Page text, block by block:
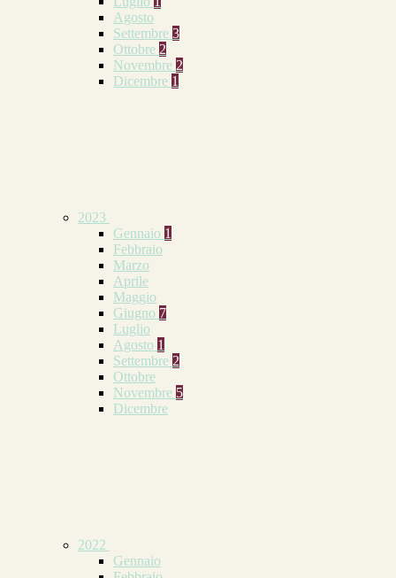
Agosto
Settembre 3
Ottobre 2
Novembre 2
Dicembre 1
2023
Gennaio 1
Febbraio
Marzo
Aprile
Maggio
Giugno 7
Luglio
Agosto 1
Settembre 2
Ottobre
Novembre 5
Dicembre
2022
Gennaio